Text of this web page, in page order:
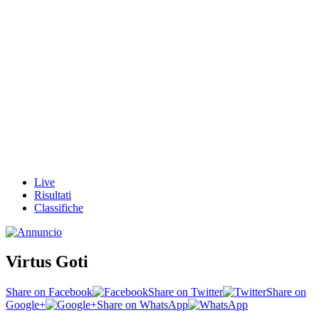
Live
Risultati
Classifiche
Virtus Goti
Share on Facebook Share on Twitter
Share on
Google+
Share on WhatsApp